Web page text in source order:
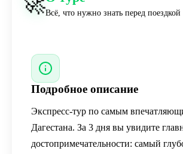
Всё, что нужно знать перед поездкой
Подробное описание
Экспресс-тур по самым
Дагестана. За 3 дня вы увидите
достопримечательности: самый